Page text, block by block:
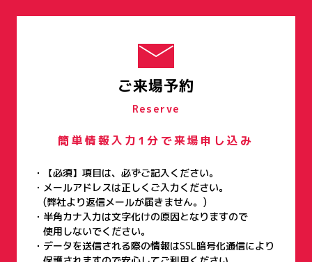
ご来場予約
Reserve
簡単情報入力1分で来場申し込み
【必須】項目は、必ずご記入ください。
メールアドレスは正しくご入力ください。
(弊社より返信メールが届きません。)
半角カナ入力は文字化けの原因となりますので
使用しないでください。
データを送信される際の情報はSSL暗号化通信により